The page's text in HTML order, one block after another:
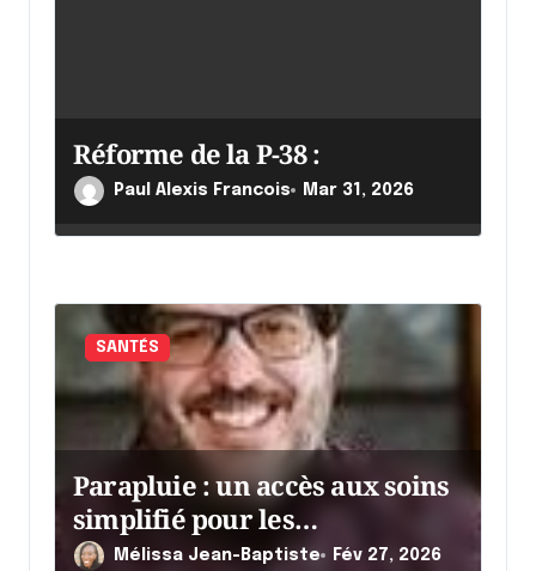
Réforme de la P-38 :
Paul Alexis Francois Mar 31, 2026
SANTÉS
Parapluie : un accès aux soins
simplifié pour les
entrepreneurs
Mélissa Jean-Baptiste Fév 27, 2026